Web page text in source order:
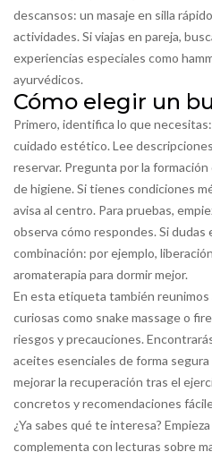
descansos: un masaje en silla
actividades. Si viajas en pareja,
experiencias especiales como
ayurvédicos.
Cómo elegir un
Primero, identifica lo que
cuidado estético. Lee
reservar. Pregunta por la
de higiene. Si tienes condiciones
avisa al centro. Para pruebas,
observa cómo respondes. Si
combinación: por ejemplo,
aromaterapia para dormir mejor.
En esta etiqueta también
curiosas como snake massage o
riesgos y precauciones.
aceites esenciales de forma
mejorar la recuperación tras el
concretos y recomendaciones
¿Ya sabes qué te interesa?
complementa con lecturas sobre